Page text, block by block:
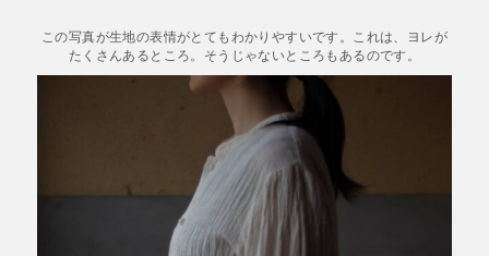
この写真が生地の表情がとてもわかりやすいです。これは、ヨレが
たくさんあるところ。そうじゃないところもあるのです。